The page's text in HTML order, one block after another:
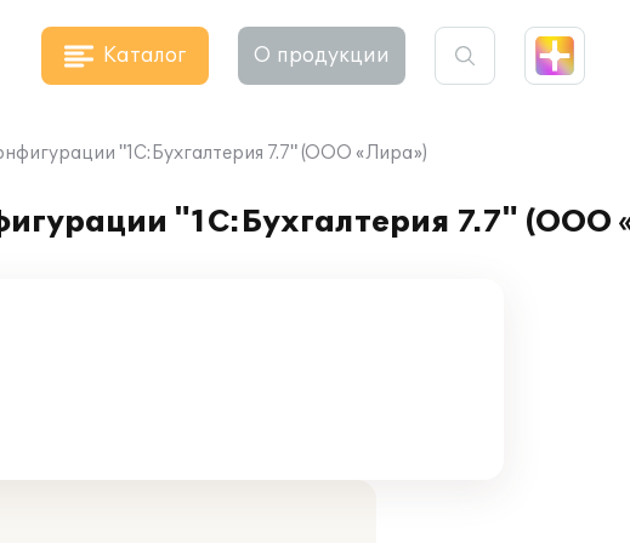
Каталог О продукции
"1С:Бухгалтерия 7.7" (ООО «Лира»)
"1С:Бухгалтерия 7.7" (ООО